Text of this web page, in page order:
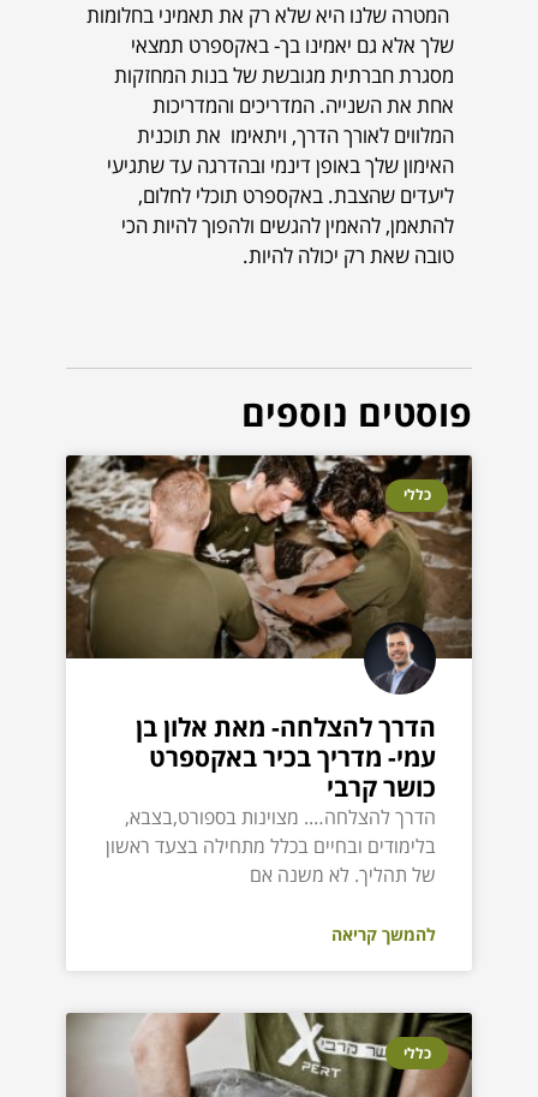
המטרה שלנו היא שלא רק את תאמיני בחלומות
שלך אלא גם יאמינו בך- באקספרט תמצאי
מסגרת חברתית מגובשת של בנות המחזקות
אחת את השנייה. המדריכים והמדריכות
המלווים לאורך הדרך, ויתאימו את תוכנית
האימון שלך באופן דינמי ובהדרגה עד שתגיעי
ליעדים שהצבת. באקספרט תוכלי לחלום,
להתאמן, להאמין להגשים ולהפוך להיות הכי
טובה שאת רק יכולה להיות.
פוסטים נוספים
כללי
הדרך להצלחה- מאת אלון בן
עמי- מדריך בכיר באקספרט
כושר קרבי
הדרך להצלחה…. מצוינות בספורט,בצבא,
בלימודים ובחיים בכלל מתחילה בצעד ראשון
של תהליך. לא משנה אם
להמשך קריאה
כללי